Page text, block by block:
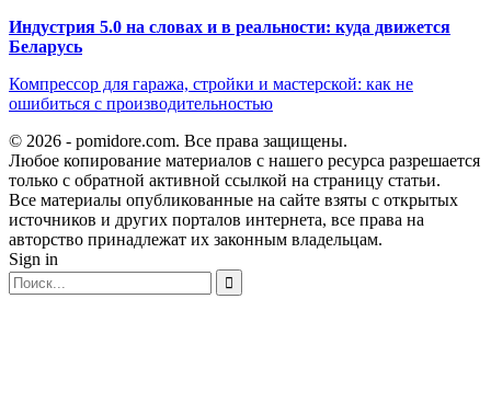
Индустрия 5.0 на словах и в реальности: куда движется
Беларусь
Компрессор для гаража, стройки и мастерской: как не
ошибиться с производительностью
© 2026 - pomidore.com. Все права защищены.
Любое копирование материалов с нашего ресурса разрешается
только с обратной активной ссылкой на страницу статьи.
Все материалы опубликованные на сайте взяты с открытых
источников и других порталов интернета, все права на
авторство принадлежат их законным владельцам.
Sign in